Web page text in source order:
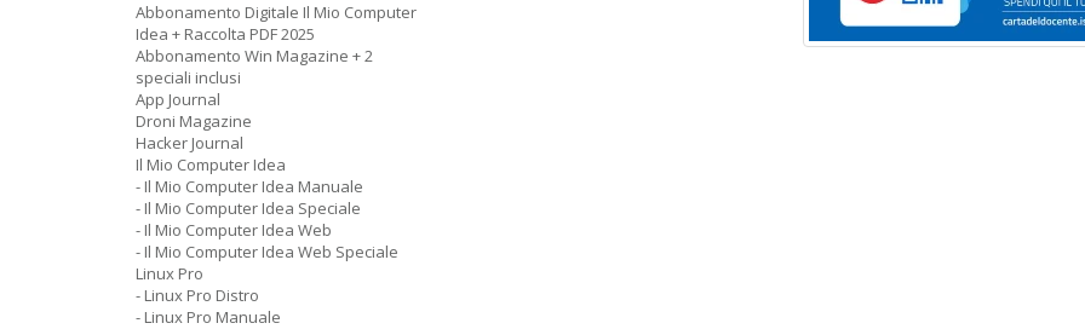
Abbonamento Digitale Il Mio Computer
Idea + Raccolta PDF 2025
Abbonamento Win Magazine + 2
speciali inclusi
App Journal
Droni Magazine
Hacker Journal
Il Mio Computer Idea
- Il Mio Computer Idea Manuale
- Il Mio Computer Idea Speciale
- Il Mio Computer Idea Web
- Il Mio Computer Idea Web Speciale
Linux Pro
- Linux Pro Distro
- Linux Pro Manuale